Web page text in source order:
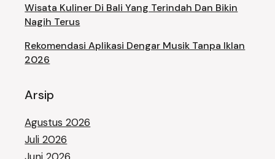
Wisata Kuliner Di Bali Yang Terindah Dan Bikin
Nagih Terus
Rekomendasi Aplikasi Dengar Musik Tanpa Iklan
2026
Arsip
Agustus 2026
Juli 2026